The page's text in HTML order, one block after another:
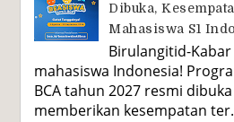
Dibuka,
Mahasiswa S1
Birulangitid-
mahasiswa Indonesia!
BCA tahun 2027 resmi
memberikan kesempatan